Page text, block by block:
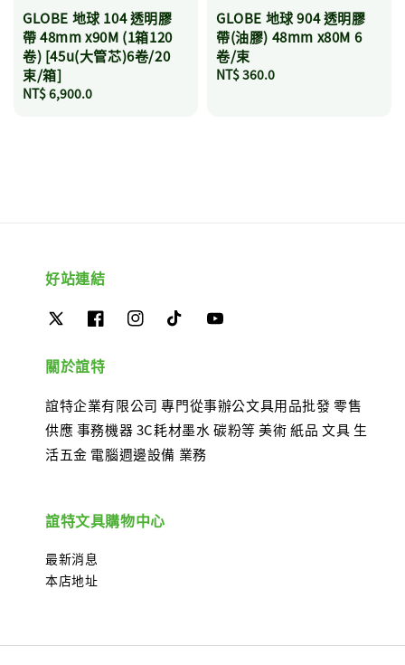
GLOBE 地球 104 透明膠
帶 48mm x90M (1箱120
卷) [45u(大管芯)6卷/20
束/箱]
Regular
NT$ 6,900.0
GLOBE 地球 904 透明膠
帶(油膠) 48mm x80M 6
卷/束
Regular
NT$ 360.0
好站連結
關於誼特
誼特企業有限公司 專門從事辦公文具用品批發 零售
供應 事務機器 3C耗材墨水 碳粉等 美術 紙品 文具 生
活五金 電腦週邊設備 業務
誼特文具購物中心
最新消息
本店地址